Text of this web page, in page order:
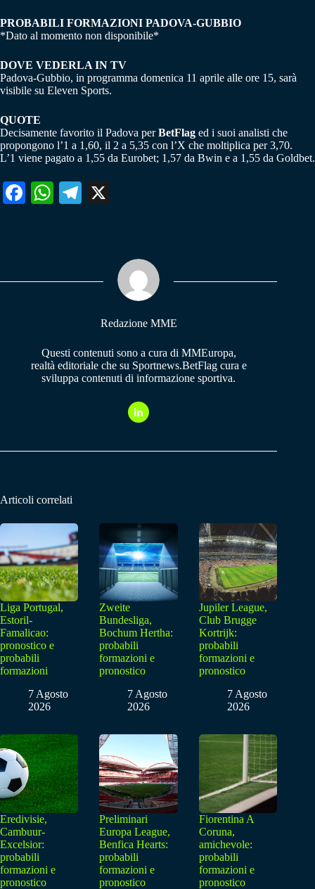
PROBABILI FORMAZIONI PADOVA-GUBBIO
*Dato al momento non disponibile*
DOVE VEDERLA IN TV
Padova-Gubbio, in programma domenica 11 aprile alle ore 15, sarà
visibile su Eleven Sports.
QUOTE
Decisamente favorito il Padova perBetFlag ed i suoi analisti che
propongono l’1 a 1,60, il 2 a 5,35 con l’X che moltiplica per 3,70.
L’1 viene pagato a 1,55 da Eurobet; 1,57 da Bwin e a 1,55 da Goldbet.
Fa W
pp
Te
m
Redazione MME
Questi contenuti sono a cura di MMEuropa,
realtà editoriale che su Sportnews.BetFlag cura e
sviluppa contenuti di informazione sportiva.
Articoli correlati
Liga Portugal,
Estoril-
Famalicao:
pronostico e
probabili
formazioni
7 Agosto
2026
Zweite
Bundesliga,
Bochum Hertha:
probabili
formazioni e
pronostico
7 Agosto
2026
Jupiler League,
Club Brugge
Kortrijk:
probabili
formazioni e
pronostico
7 Agosto
2026
Eredivisie,
Cambuur-
Excelsior:
probabili
formazioni e
pronostico
Preliminari
Europa League,
Benfica Hearts:
probabili
formazioni e
pronostico
Fiorentina A
Coruna,
amichevole:
probabili
formazioni e
pronostico